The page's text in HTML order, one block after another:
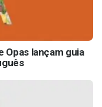
Opas lançam guia